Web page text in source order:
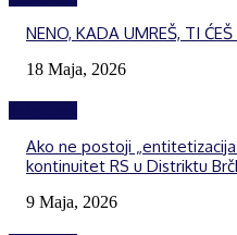
NENO, KADA UMREŠ, TI
18 Maja, 2026
Ako ne postoji
kontinuitet RS u Distriktu
9 Maja, 2026